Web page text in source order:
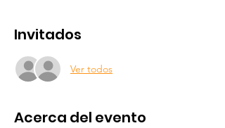
Invitados
Ver todos
Acerca del evento